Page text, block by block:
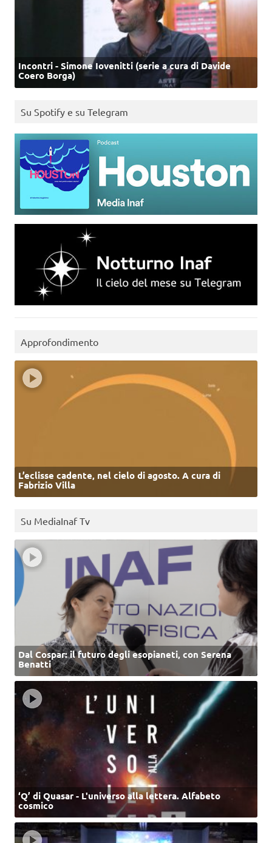
Incontri - Simone Iovenitti (serie a cura di Davide
Coero Borga)
Su Spotify e su Telegram
Approfondimento
L’eclisse cadente, nel cielo di agosto. A cura di
Fabrizio Villa
Su MediaInaf Tv
Dal Cospar: il futuro degli esopianeti, con Serena
Benatti
‘Q’ di Quasar - L'universo alla lettera. Alfabeto
cosmico